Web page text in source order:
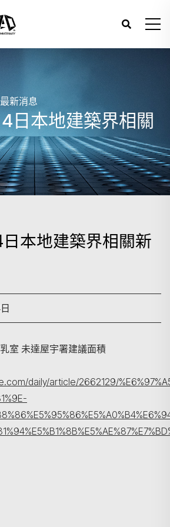
最新消息
日本地建築界相關
本地建築界相關新
室 未達屋宇署建議面積
daily/article/2662129/